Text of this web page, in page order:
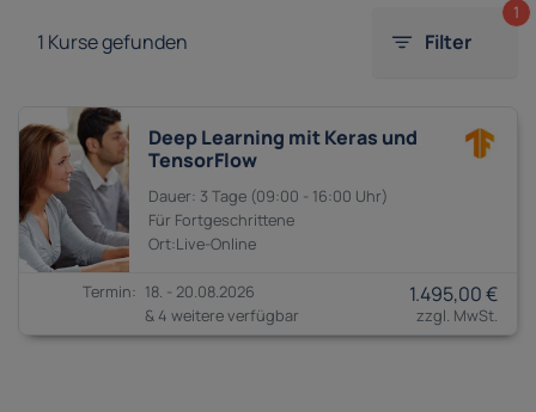
1 Kurse gefunden Filter
1
Deep Learning mit Keras und
TensorFlow
3 Tage 09:00 - 16:00
Fortgeschrittene
18. - 20.08.2026
& 4 weitere verfügbar
1.495,00 €